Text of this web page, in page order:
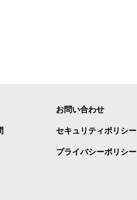
お問い合わせ
セキュリティポリシー
プライバシーポリシー